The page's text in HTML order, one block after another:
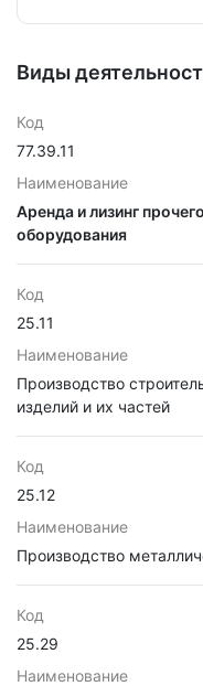
Виды
Код
77.39.11
Наименование
Аренда и лизинг
оборудования
Код
25.11
Наименование
Производство
изделий и их частей
Код
25.12
Наименование
Производство
Код
25.29
Наименование